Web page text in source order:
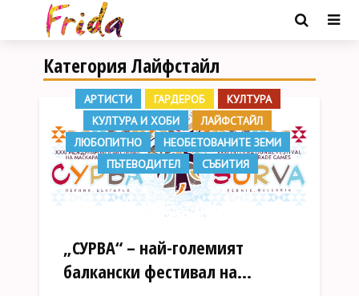
Категория Лайфстайл
АРТИСТИ ГАРДЕРОБ
КУЛТУРА
КУЛТУРА И ХОБИ
ЛАЙФСТАЙЛ
ЛЮБОПИТНО
НЕОБЕТОВАНИТЕ ЗЕМИ
ПЪТЕВОДИТЕЛ
СЪБИТИЯ
„СУРВА“ – най-големият
балкански фестивал на...